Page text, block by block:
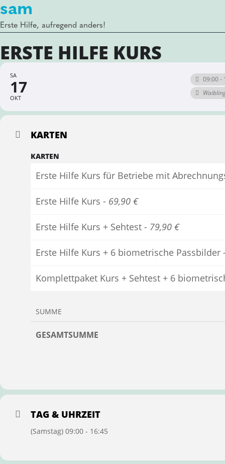
sam
Erste Hilfe, aufregend anders!
ERSTE HILFE KURS
SA
17
OKT
09:00 -
KARTEN
KARTEN
Erste Hilfe Kurs für Betriebe mit
Erste Hilfe Kurs - 69,90 €
Erste Hilfe Kurs + Sehtest - 79,90 €
Erste Hilfe Kurs + 6 biometrische Passbilder
Komplettpaket Kurs + Sehtest + 6
SUMME
GESAMTSUMME
TAG & UHRZEIT
(Samstag) 09:00 - 16:45